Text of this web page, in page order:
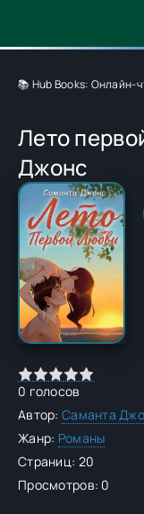
📚 Hub Books: Онлайн-
Лето
Джонс
0 голосов
Автор: Саманта
Жанр: Романы
Страниц: 20
Просмотров: 0